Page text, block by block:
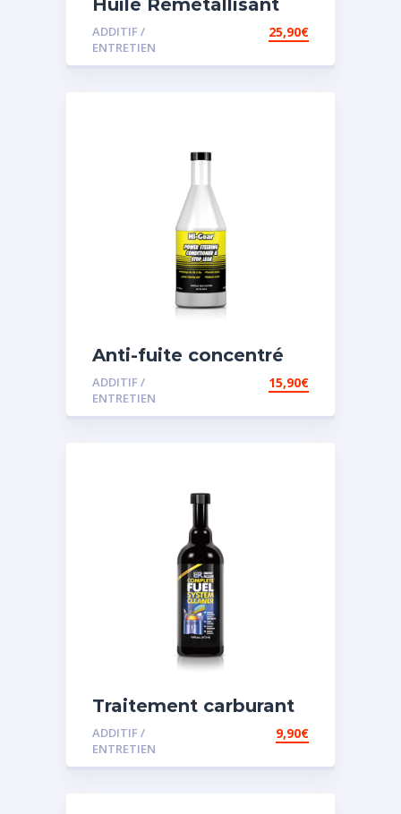
Huile Remétallisant
Moteur SMT2
ADDITIF /
ENTRETIEN
25,90€
Anti-fuite concentré
pour direction
assistée
ADDITIF /
ENTRETIEN
15,90€
Traitement carburant
diesel et essence
ADDITIF /
ENTRETIEN
9,90€